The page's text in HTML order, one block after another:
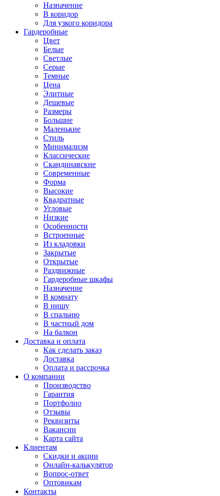
Назначение
В коридор
Для узкого коридора
Гардеробные
Цвет
Белые
Светлые
Серые
Темные
Цена
Элитные
Дешевые
Размеры
Большие
Маленькие
Стиль
Минимализм
Классические
Скандинавские
Современные
Форма
Высокие
Квадратные
Угловые
Низкие
Особенности
Встроенные
Из кладовки
Закрытые
Открытые
Раздвижные
Гардеробные шкафы
Назначение
В комнату
В нишу
В спальню
В частный дом
На балкон
Доставка и оплата
Как сделать заказ
Доставка
Оплата и рассрочка
О компании
Производство
Гарантия
Портфолио
Отзывы
Реквизиты
Вакансии
Карта сайта
Клиентам
Скидки и акции
Онлайн-калькулятор
Вопрос-ответ
Оптовикам
Контакты